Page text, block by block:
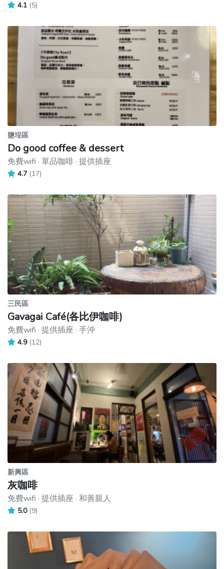
4.1 (5)
鹽埕區
Do good coffee & dessert
免費wifi · 單品咖啡 · 提供插座
4.7 (17)
三民區
Gavagai Café(各比伊咖啡)
免費wifi · 提供插座 · 手沖
4.9 (12)
新興區
灰咖啡
免費wifi · 提供插座 · 和善親人
5.0 (9)